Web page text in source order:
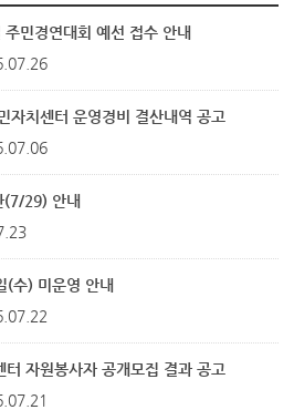
민경연대회 예선 접수 안내
자치센터 운영경비 결산내역 공고
(7/29) 안내
(수) 미운영 안내
자원봉사자 공개모집 결과 공고